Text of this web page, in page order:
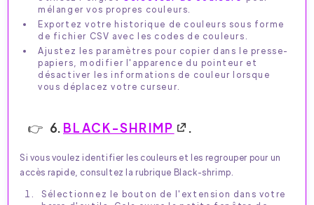
mélanger vos propres couleurs.
Exportez votre historique de couleurs sous forme
de fichier CSV avec les codes de couleurs.
Ajustez les paramètres pour copier dans le presse-
papiers, modifier l'apparence du pointeur et
désactiver les informations de couleur lorsque
vous déplacez votre curseur.
6. BLACK-SHRIMP .
Si vous voulez identifier les couleurs et les regrouper pour un
accès rapide, consultez la rubrique Black-shrimp.
Sélectionnez le bouton de l'extension dans votre